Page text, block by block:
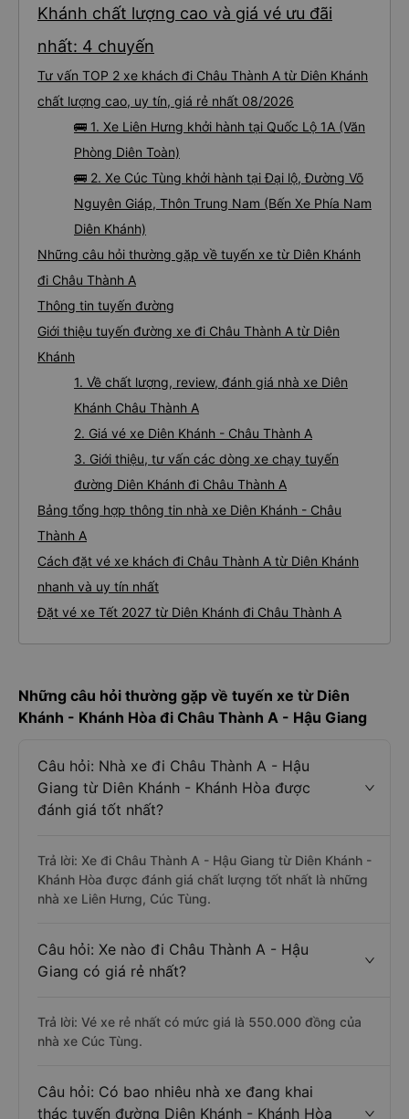
chưa biết cách thực hiện, hãy xem Google Maps hoạt động như thế nào,
&quot;B Bạn bị sao vậy?&quot; Chuyện gì xảy ra với bạn vậy?&quot; Bây giờ
đã giúp tôi vì nhìn tôi quá ngu ngốc. Tôi vẫn đang nghĩ rằng sẽ rất nguy hiểm
nếu không có tài xế... Cảm ơn các bạn rất nhiều.
Khánh chất lượng cao và giá vé ưu đãi
nhất: 4 chuyến
Tư vấn TOP 2 xe khách đi Châu Thành A từ Diên Khánh
chất lượng cao, uy tín, giá rẻ nhất 08/2026
🚌 1. Xe Liên Hưng khởi hành tại Quốc Lộ 1A (Văn
Phòng Diên Toàn)
🚌 2. Xe Cúc Tùng khởi hành tại Đại lộ, Đường Võ
Nguyên Giáp, Thôn Trung Nam (Bến Xe Phía Nam
Diên Khánh)
Những câu hỏi thường gặp về tuyến xe từ Diên Khánh
đi Châu Thành A
Thông tin tuyến đường
Giới thiệu tuyến đường xe đi Châu Thành A từ Diên
Khánh
1. Về chất lượng, review, đánh giá nhà xe Diên
Khánh Châu Thành A
2. Giá vé xe Diên Khánh - Châu Thành A
3. Giới thiệu, tư vấn các dòng xe chạy tuyến
đường Diên Khánh đi Châu Thành A
Bảng tổng hợp thông tin nhà xe Diên Khánh - Châu
Thành A
Cách đặt vé xe khách đi Châu Thành A từ Diên Khánh
nhanh và uy tín nhất
Đặt vé xe Tết 2027 từ Diên Khánh đi Châu Thành A
Những câu hỏi thường gặp về tuyến xe từ Diên
Khánh - Khánh Hòa đi Châu Thành A - Hậu Giang
Câu hỏi: Nhà xe đi Châu Thành A - Hậu
Giang từ Diên Khánh - Khánh Hòa được
đánh giá tốt nhất?
Trả lời: Xe đi Châu Thành A - Hậu Giang từ Diên Khánh -
Khánh Hòa được đánh giá chất lượng tốt nhất là những
nhà xe Liên Hưng, Cúc Tùng.
Câu hỏi: Xe nào đi Châu Thành A - Hậu
Giang có giá rẻ nhất?
Trả lời: Vé xe rẻ nhất có mức giá là 550.000 đồng của
nhà xe Cúc Tùng.
Câu hỏi: Có bao nhiêu nhà xe đang khai
thác tuyến đường Diên Khánh - Khánh Hòa